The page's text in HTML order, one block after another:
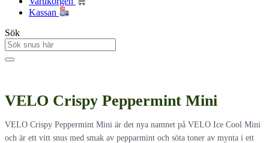
Kassan
Sök
VELO Crispy Peppermint Mini
VELO Crispy Peppermint Mini är det nya namnet på VELO Ice Cool Mini
och är ett vitt snus med smak av pepparmint och söta toner av mynta i ett